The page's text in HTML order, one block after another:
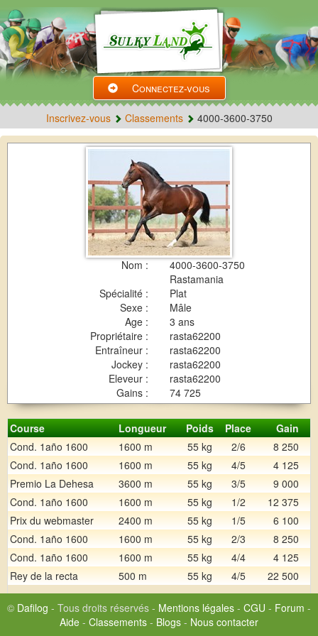
Connectez-vous
Inscrivez-vous Classements 4000-3600-3750
Nom :
4000-3600-3750
Rastamania
Spécialité :
Plat
Sexe :
Mâle
Age :
3 ans
Propriétaire :
rasta62200
Entraîneur :
rasta62200
Jockey :
rasta62200
Eleveur :
rasta62200
Gains :
74 725
Course Longueur Poids Place
Gain
Cond. 1año 1600
1600 m 55 kg 2/6 8 250
Cond. 1año 1600
1600 m 55 kg 4/5 4 125
Premio La Dehesa
3600 m 55 kg 3/5 9 000
Cond. 1año 1600
1600 m 55 kg 1/2 12 375
Prix du webmaster
2400 m 55 kg 1/5 6 100
Cond. 1año 1600
1600 m 55 kg 2/3 8 250
Cond. 1año 1600
1600 m 55 kg 4/4 4 125
Rey de la recta
500 m 55 kg 4/5 22 500
© Dafilog - Tous droits réservés - Mentions légales - CGU - Forum -
Aide - Classements - Blogs - Nous contacter